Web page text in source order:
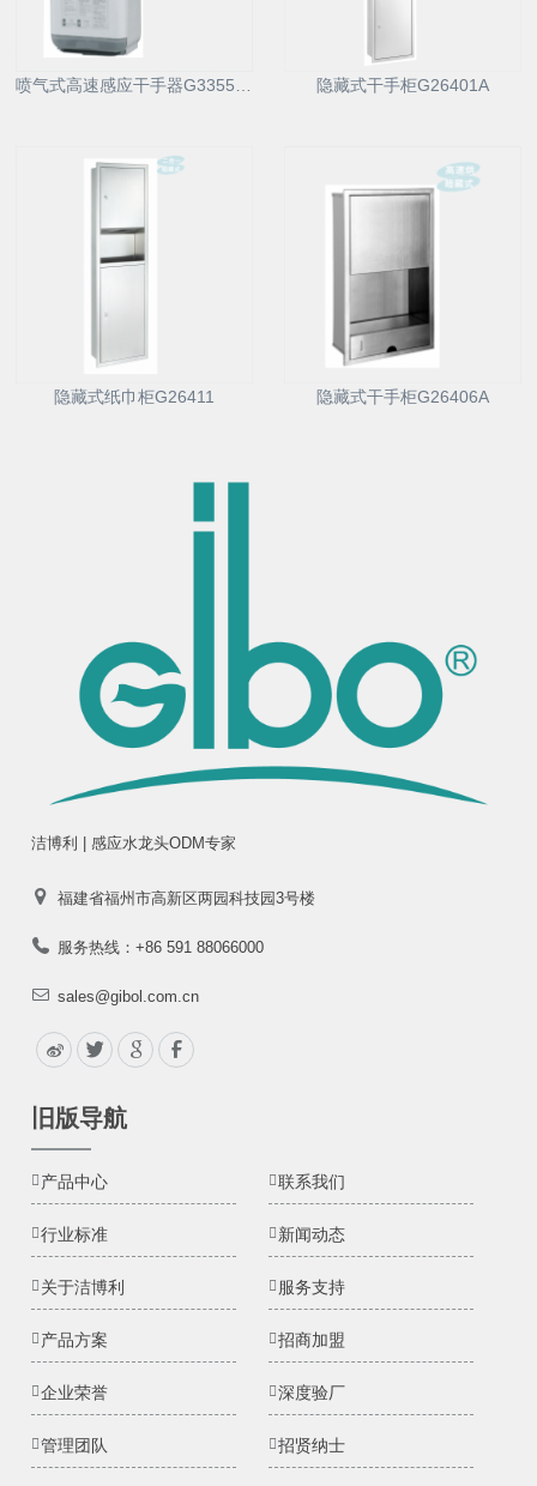
隐藏式干手柜G26401A
隐藏式纸巾柜G26411 隐藏式干手柜G26406A
洁博利 | 感应水龙头ODM专家
福建省福州市高新区两园科技园3号楼
服务热线：+86 591 88066000
sales@gibol.com.cn
旧版导航
产品中心 联系我们
行业标准 新闻动态
关于洁博利 服务支持
产品方案 招商加盟
企业荣誉 深度验厂
管理团队 招贤纳士